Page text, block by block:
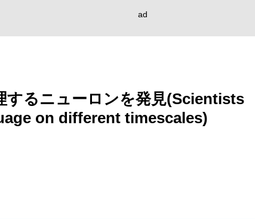
ad
するニューロンを発見(Scientists
on different timescales)